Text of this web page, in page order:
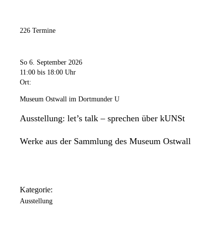
226 Termine
So 6. September 2026
11:00 bis 18:00 Uhr
Ort:
Museum Ostwall im Dortmunder U
Ausstellung: let’s talk – sprechen über kUNSt
Werke aus der Sammlung des Museum Ostwall
Kategorie:
Ausstellung